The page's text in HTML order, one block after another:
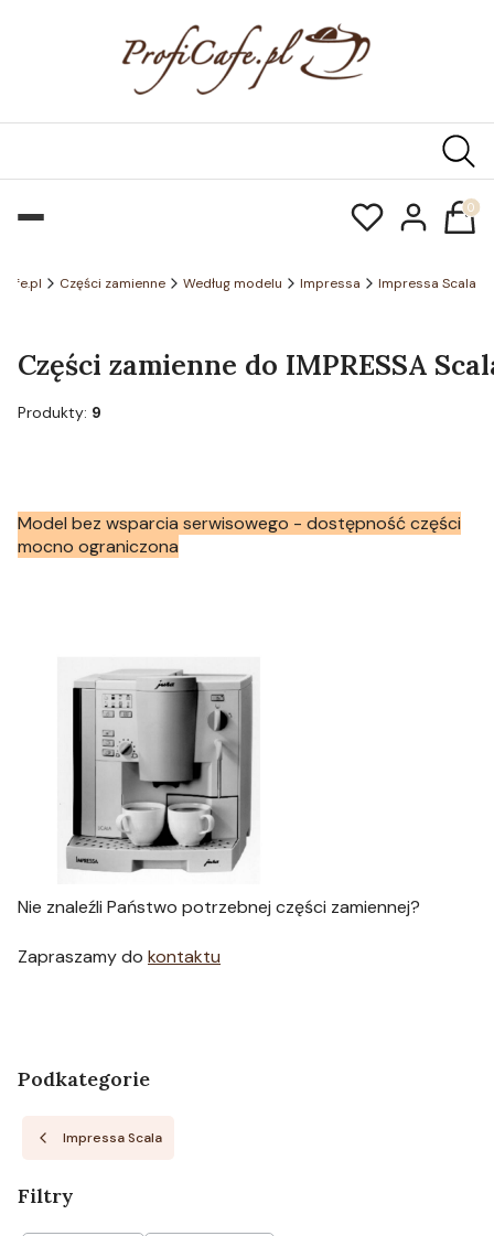
Części zamienne Według modelu Impressa Impressa Scala
Części zamienne do IMPRESSA
Produkty: 9
Model bez wsparcia serwisowego - dostępność części
mocno ograniczona
Nie znaleźli Państwo potrzebnej części zamiennej?
Zapraszamy do kontaktu
Podkategorie
Impressa Scala
Filtry